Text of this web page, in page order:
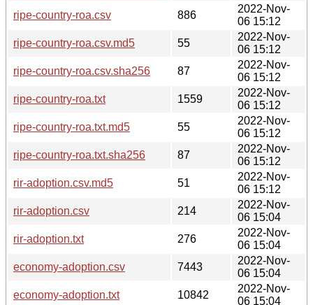
ripe-country-roa.csv
886
2022-Nov-
06 15:12
ripe-country-roa.csv.md5
55
2022-Nov-
06 15:12
ripe-country-roa.csv.sha256
87
2022-Nov-
06 15:12
ripe-country-roa.txt
1559
2022-Nov-
06 15:12
ripe-country-roa.txt.md5
55
2022-Nov-
06 15:12
ripe-country-roa.txt.sha256
87
2022-Nov-
06 15:12
rir-adoption.csv.md5
51
2022-Nov-
06 15:12
rir-adoption.csv
214
2022-Nov-
06 15:04
rir-adoption.txt
276
2022-Nov-
06 15:04
economy-adoption.csv
7443
2022-Nov-
06 15:04
economy-adoption.txt
10842
2022-Nov-
06 15:04